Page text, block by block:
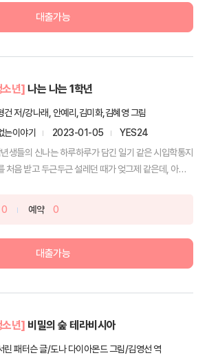
대출가능
소년] 나는 나는 1학년
건 저/강나래, 안예리,김미화,김혜영 그림
는이야기
2023-01-05
YES24
생들의 신나는 하루하루가 담긴 일기 같은 시입학통지
처음 받고 두근두근 설레던 때가 엊그제 같은데, 아이
0 예약 0
대출가능
소년] 비밀의 숲 테라비시아
린 패터슨 글/도나 다이아몬드 그림/김영선 역